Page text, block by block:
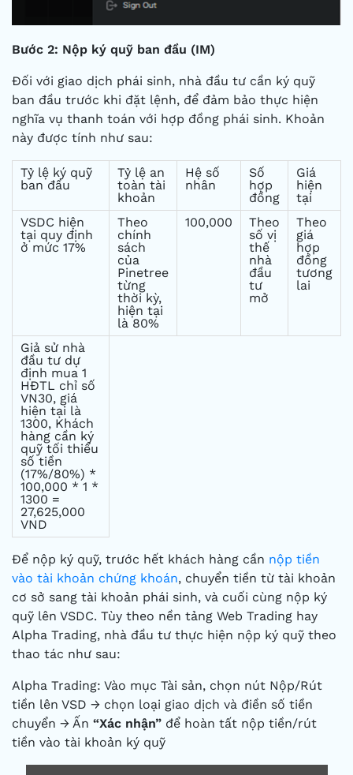
Bước 2: Nộp ký quỹ ban đầu (IM)
Đối với giao dịch phái sinh, nhà đầu tư cần ký quỹ
ban đầu trước khi đặt lệnh, để đảm bảo thực hiện
nghĩa vụ thanh toán với hợp đồng phái sinh. Khoản
này được tính như sau:
Tỷ lệ ký quỹ
ban đầu
Tỷ lệ an
toàn tài
khoản
Hệ số
nhân
Số
hợp
đồng
Giá
hiện
tại
VSDC hiện
tại quy định
ở mức 17%
Theo
chính
sách
của
Pinetree
từng
thời kỳ,
hiện tại
là 80%
100,000
Theo
số vị
thế
nhà
đầu
tư
mở
Theo
giá
hợp
đồng
tương
lai
Giả sử nhà
đầu tư dự
định mua 1
HĐTL chỉ số
VN30, giá
hiện tại là
1300, Khách
hàng cần ký
quỹ tối thiểu
số tiền
(17%/80%) *
100,000 * 1 *
1300 =
27,625,000
VND
Để nộp ký quỹ, trước hết khách hàng cần nộp tiền
vào tài khoản chứng khoán, chuyển tiền từ tài khoản
cơ sở sang tài khoản phái sinh, và cuối cùng nộp ký
quỹ lên VSDC. Tùy theo nền tảng Web Trading hay
Alpha Trading, nhà đầu tư thực hiện nộp ký quỹ theo
thao tác như sau:
Alpha Trading: Vào mục Tài sản, chọn nút Nộp/Rút
tiền lên VSD → chọn loại giao dịch và điền số tiền
chuyển → Ấn “Xác nhận” để hoàn tất nộp tiền/rút
tiền vào tài khoản ký quỹ